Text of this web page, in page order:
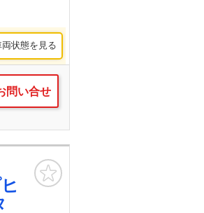
両状態を見る
問い合せ